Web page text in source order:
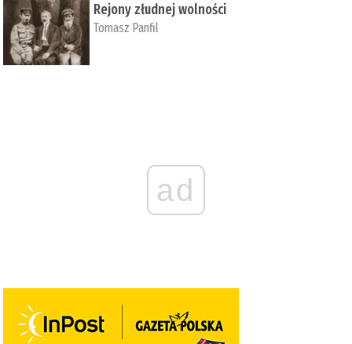
Rejony złudnej wolności
Tomasz Panfil
ad